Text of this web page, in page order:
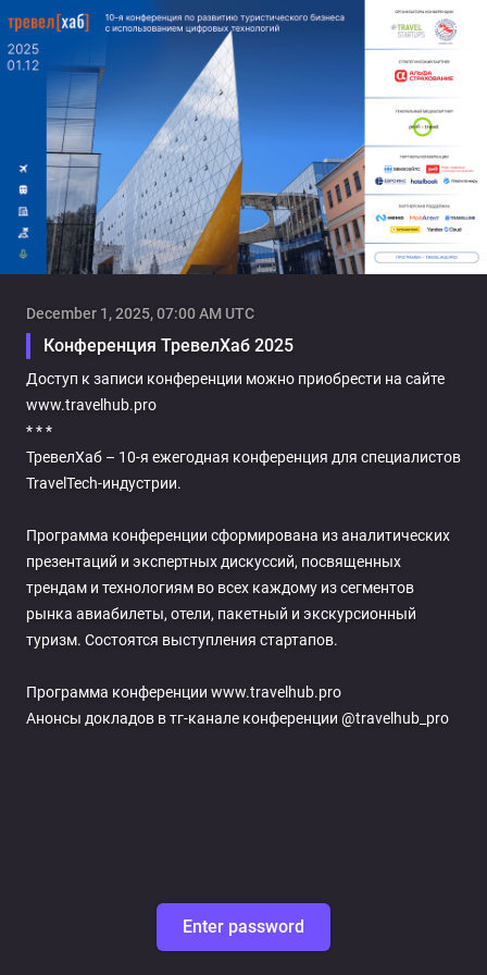
Facecast — профессиональная видеоплатформа и оборудование
для онлайн-трансляций. Платные и защищенные трансляции.
Универсальный инструмент для стриминга, хостинга и
монетизации видео. Поддержка клиентов 24×7.
December 1, 2025, 07:00 AM UTC
Конференция ТревелХаб 2025
Доступ к записи конференции можно приобрести на сайте
www.travelhub.pro
* * *
ТревелХаб – 10-я ежегодная конференция для специалистов
TravelTech-индустрии.
Программа конференции сформирована из аналитических
презентаций и экспертных дискуссий, посвященных
трендам и технологиям во всех каждому из сегментов
рынка авиабилеты, отели, пакетный и экскурсионный
туризм. Состоятся выступления стартапов.
Программа конференции www.travelhub.pro
Анонсы докладов в тг-канале конференции @travelhub_pro
Enter password
Authentication